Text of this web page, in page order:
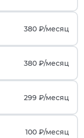
380 ₽/месяц
380 ₽/месяц
299 ₽/месяц
100 ₽/месяц